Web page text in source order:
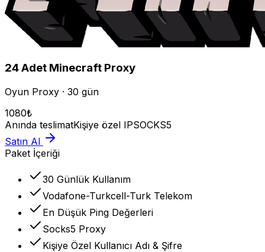
24Adet Minecraft Proxy
Oyun Proxy · 30 gün
1080₺
Anında teslimatKişiye özel IPSOCKS5
Satın Al
Paket İçeriği
30 Günlük Kullanım
Vodafone-Turkcell-Turk Telekom
En Düşük Ping Değerleri
Socks5 Proxy
Kişiye Özel Kullanıcı Adı & Şifre